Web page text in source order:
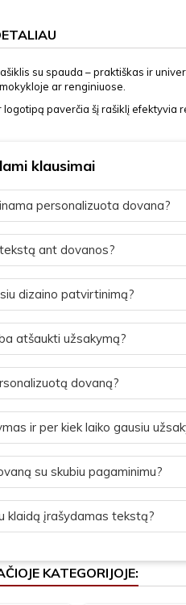
su spauda – praktiškas ir
ar renginiuose.
paverčia šį rašiklį efektyvia
klausimai
personalizuota dovana?
ant dovanos?
dizaino patvirtinimą?
atšaukti užsakymą?
dovaną?
ir per kiek laiko gausiu
su skubiu pagaminimu?
klaidą įrašydamas tekstą?
KATEGORIJOJE: